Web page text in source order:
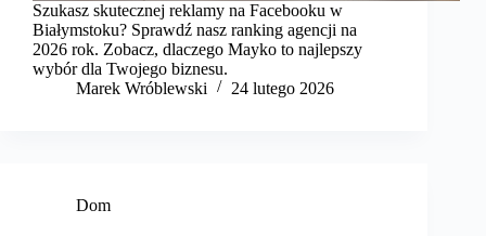
Szukasz skutecznej reklamy na Facebooku w
Białymstoku? Sprawdź nasz ranking agencji na
2026 rok. Zobacz, dlaczego Mayko to najlepszy
wybór dla Twojego biznesu.
Marek Wróblewski
24 lutego 2026
Dom